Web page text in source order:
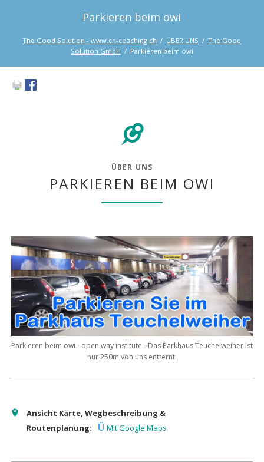
Parkieren beim owi
The Good Solution - www.ch-coaching.ch ÜBER UNS
The Good
Solution GmbH
Parkieren beim owi
ÜBER UNS
PARKIEREN BEIM OWI
Parkieren beim owi - open way institute - Das Parkhaus Teuchelweiher ist
nur 250m von uns entfernt.
Ansicht Karte, Wegbeschreibung &
Routenplanung: ÜMit Google Maps